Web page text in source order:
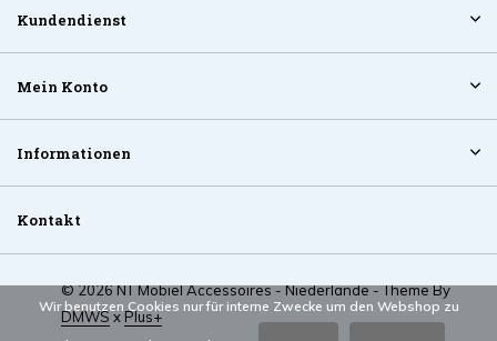
Kundendienst
Mein Konto
Informationen
Kontakt
© 2026 NT Mobiel Accessoires - Niederlande - Theme By
DMWSxPlus+
Wir benutzen Cookies nur für interne Zwecke um den Webshop zu